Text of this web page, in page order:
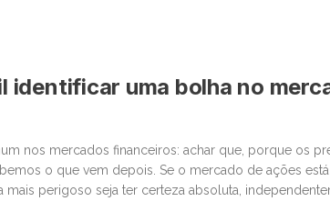
identificar uma bolha no
nos mercados financeiros: achar que, porque os
o que vem depois. Se o mercado de ações
mais perigoso seja ter certeza absoluta,